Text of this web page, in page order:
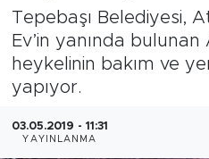
Tepebaşı Belediyesi,
Ev’in yanında
heykelinin bakım ve
yapıyor.
03.05.2019 - 11:31
YAYINLANMA
Sağlık
Eğitim
Tüm Manşetler
Son Dakika Haberleri
Haber Arşivi